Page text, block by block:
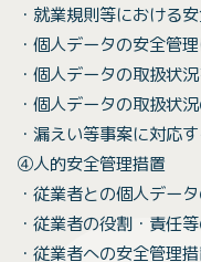
・就業規則等における
・個人データの安全管
・個人データの取扱状
・個人データの取扱状
・漏えい等事案に対応
④人的安全管理措置
・従業者との個人デー
・従業者の役割・責任
・従業者への安全管理